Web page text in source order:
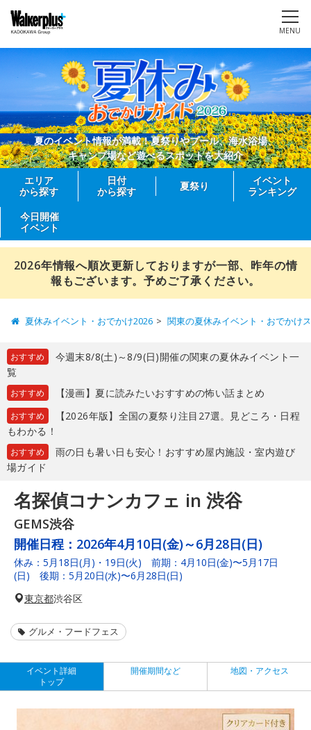
MENU
夏のイベント情報が満載！夏祭りやプール、海水浴場、
キャンプ場など遊べるスポットを大紹介
エリア
から探す
日付
から探す
夏祭り
イベント
ランキング
今日開催
イベント
2026年情報へ順次更新しておりますが一部、昨年の情
報もございます。予めご了承ください。
夏休みイベント・おでかけ2026 関東の夏休みイベント・おでかけ
おすすめ
今週末8/8(土)～8/9(日)開催の関東の夏休みイベント一
覧
おすすめ 【漫画】夏に読みたいおすすめの怖い話まとめ
おすすめ
【2026年版】全国の夏祭り注目27選。見どころ・日程
もわかる！
おすすめ
雨の日も暑い日も安心！おすすめ屋内施設・室内遊び
場ガイド
名探偵コナンカフェ in 渋谷
GEMS渋谷
開催日程： 2026年4月10日(金)～6月28日(日)
休み：5月18日(月)・19日(火) 前期：4月10日(金)〜5月17日
(日) 後期：5月20日(水)〜6月28日(日)
東京都渋谷区
グルメ・フードフェス
イベント詳細
トップ
開催期間など 地図・アクセス